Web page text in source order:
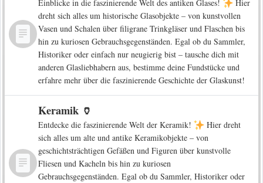
Einblicke in die faszinierende Welt des antiken Glases!
Hier
dreht sich alles um historische Glasobjekte – von kunstvollen
Vasen und Schalen über filigrane Trinkgläser und Flaschen bis
hin zu kuriosen Gebrauchsgegenständen. Egal ob du Sammler,
Historiker oder einfach nur neugierig bist – tausche dich mit
anderen Glasliebhabern aus, bestimme deine Fundstücke und
erfahre mehr über die faszinierende Geschichte der Glaskunst!
Keramik 🏺
Entdecke die faszinierende Welt der Keramik!
Hier dreht
sich alles um alte und antike Keramikobjekte – von
geschichtsträchtigen Gefäßen und Figuren über kunstvolle
Fliesen und Kacheln bis hin zu kuriosen
Gebrauchsgegenständen. Egal ob du Sammler, Historiker oder